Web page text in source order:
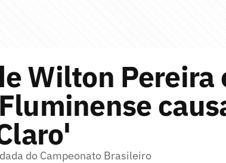
Wilton Pereira
do Campeonato Brasileiro